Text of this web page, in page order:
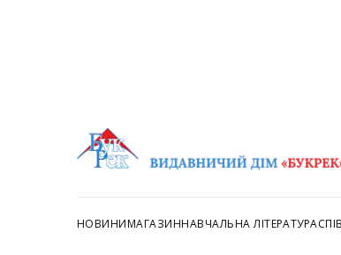
НОВИНИМАГАЗИННАВЧАЛЬНА ЛІТЕРАТУРА